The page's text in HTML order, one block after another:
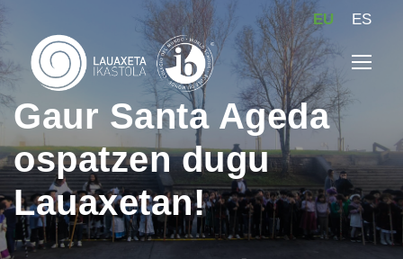
EU ES
Gaur Santa Ageda
ospatzen dugu
Lauaxetan!